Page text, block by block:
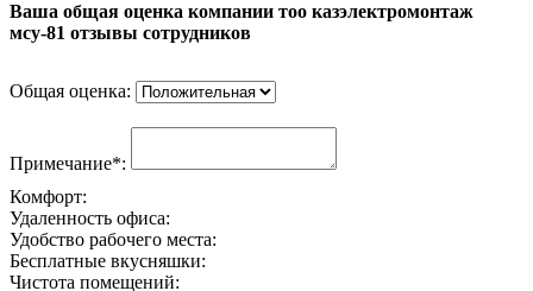
Ваша общая оценка компании тоо казэлектромонтаж
мсу-81 отзывы сотрудников
Общая оценка:
Примечание*:
Комфорт:
Удаленность офиса:
Удобство рабочего места:
Бесплатные вкусняшки:
Чистота помещений: